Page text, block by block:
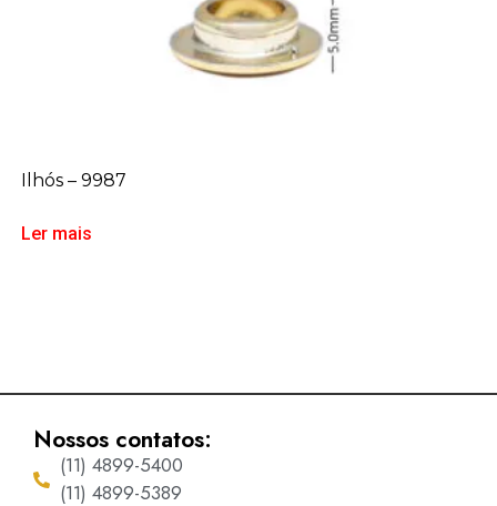
Ilhós – 9987
Ler mais
Nossos contatos:
(11) 4899-5400
(11) 4899-5389